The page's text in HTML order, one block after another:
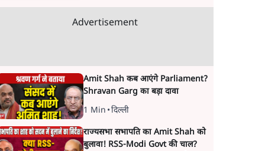
Advertisement
Amit Shah कब आएंगे Parliament?
Shravan Garg का बड़ा दावा
1 Min •दिल्ली
राज्यसभा सभापति का Amit Shah को
बुलावा! RSS-Modi Govt की चाल?